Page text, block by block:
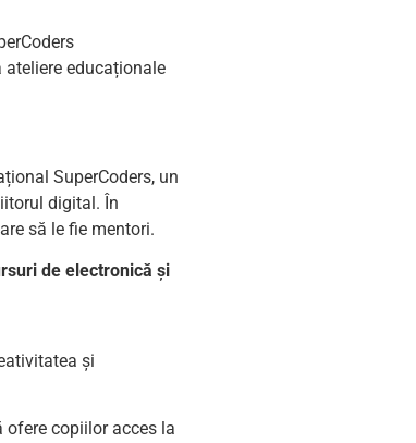
ateliere educaționale
SuperCoders, un
digital. În
să le fie mentori.
de electronică și
și
ofere copiilor acces la